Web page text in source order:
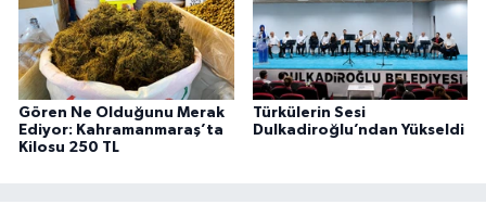
Gören Ne Olduğunu Merak
Ediyor: Kahramanmaraş’ta
Kilosu 250 TL
Türkülerin Sesi
Dulkadiroğlu’ndan Yükseldi